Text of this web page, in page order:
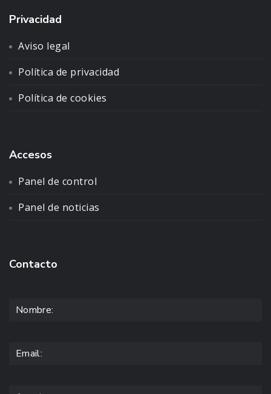
Privacidad
Aviso legal
Política de privacidad
Política de cookies
Accesos
Panel de control
Panel de noticias
Contacto